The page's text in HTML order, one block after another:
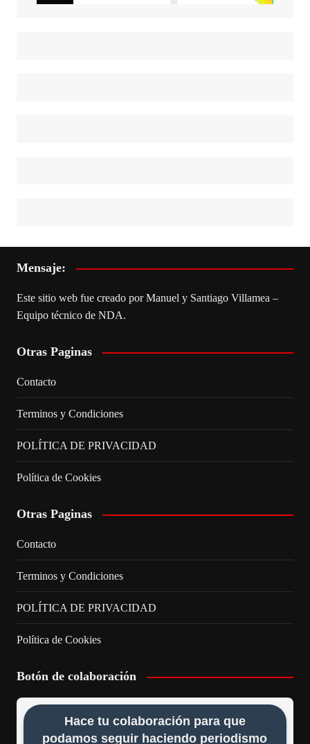
Mensaje:
Este sitio web fue creado por Manuel y Santiago Villamea –
Equipo técnico de NDA.
Otras Paginas
Contacto
Terminos y Condiciones
POLÍTICA DE PRIVACIDAD
Política de Cookies
Otras Paginas
Contacto
Terminos y Condiciones
POLÍTICA DE PRIVACIDAD
Política de Cookies
Botón de colaboración
Hace tu colaboración para que
podamos seguir haciendo periodismo